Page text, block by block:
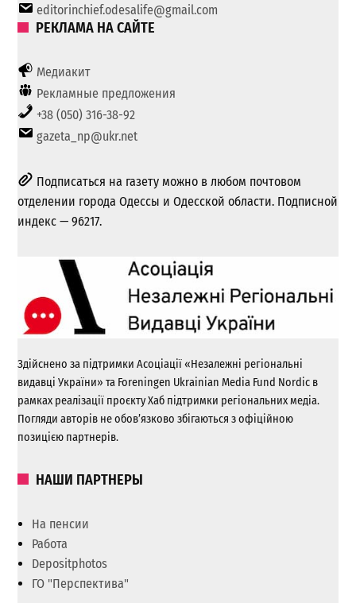
editorinchief.odesalife@gmail.com
РЕКЛАМА НА САЙТЕ
Медиакит
Рекламные предложения
+38 (050) 316-38-92
gazeta_np@ukr.net
Подписаться на газету можно в любом почтовом
отделении города Одессы и Одесской области. Подписной
индекс — 96217.
Здійснено за підтримки Асоціації «Незалежні регіональні
видавці України» та Foreningen Ukrainian Media Fund Nordic в
рамках реалізації проєкту Хаб підтримки регіональних медіа.
Погляди авторів не обов’язково збігаються з офіційною
позицією партнерів.
НАШИ ПАРТНЕРЫ
На пенсии
Работа
Depositphotos
ГО "Перспектива"